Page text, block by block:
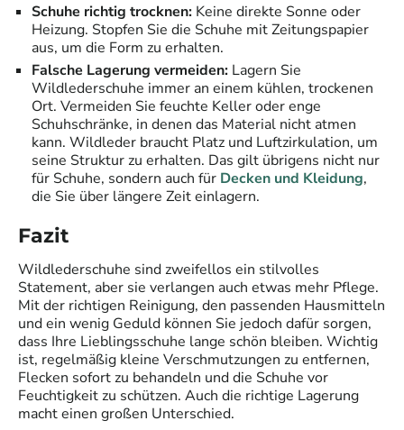
Schuhe richtig trocknen: Keine direkte Sonne oder
Heizung. Stopfen Sie die Schuhe mit Zeitungspapier
aus, um die Form zu erhalten.
Falsche Lagerung vermeiden: Lagern Sie
Wildlederschuhe immer an einem kühlen, trockenen
Ort. Vermeiden Sie feuchte Keller oder enge
Schuhschränke, in denen das Material nicht atmen
kann. Wildleder braucht Platz und Luftzirkulation, um
seine Struktur zu erhalten. Das gilt übrigens nicht nur
für Schuhe, sondern auch für Decken und Kleidung,
die Sie über längere Zeit einlagern.
Fazit
Wildlederschuhe sind zweifellos ein stilvolles
Statement, aber sie verlangen auch etwas mehr Pflege.
Mit der richtigen Reinigung, den passenden Hausmitteln
und ein wenig Geduld können Sie jedoch dafür sorgen,
dass Ihre Lieblingsschuhe lange schön bleiben. Wichtig
ist, regelmäßig kleine Verschmutzungen zu entfernen,
Flecken sofort zu behandeln und die Schuhe vor
Feuchtigkeit zu schützen. Auch die richtige Lagerung
macht einen großen Unterschied.